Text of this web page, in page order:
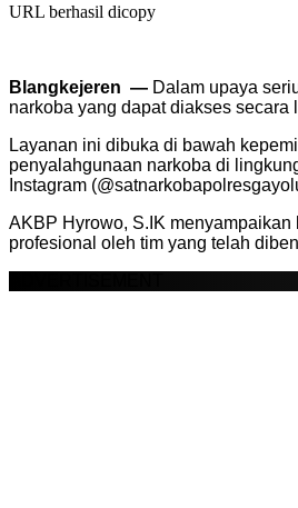
URL berhasil dicopy
Blangkejeren — Dalam upaya
narkoba yang dapat diakses
Layanan ini dibuka di bawah
penyalahgunaan narkoba di
Instagram
AKBP Hyrowo, S.IK
profesional oleh tim yang telah